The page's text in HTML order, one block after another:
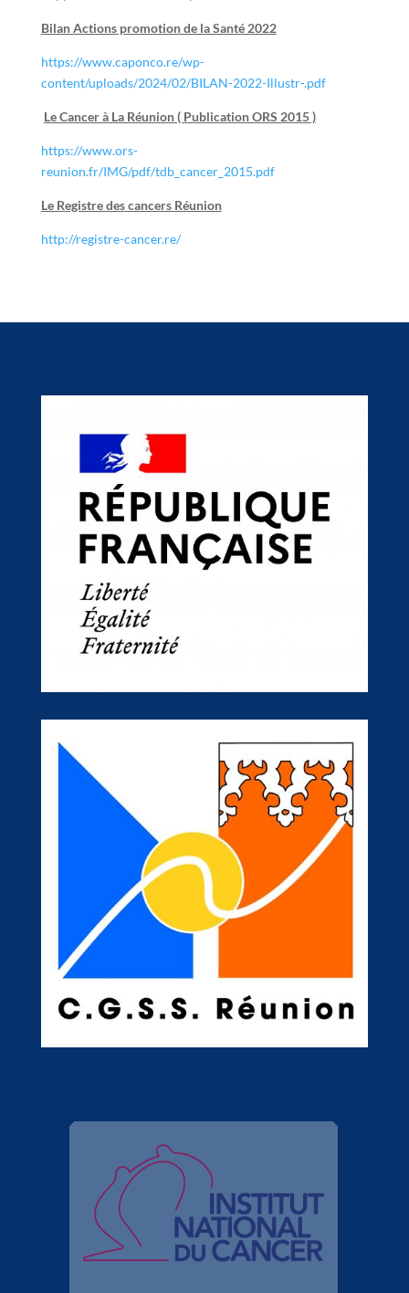
Bilan Actions promotion de la Santé 2022
https://www.caponco.re/wp-
content/uploads/2024/02/BILAN-2022-Illustr-.pdf
Le Cancer à La Réunion ( Publication ORS 2015 )
https://www.ors-
reunion.fr/IMG/pdf/tdb_cancer_2015.pdf
Le Registre des cancers Réunion
http://registre-cancer.re/